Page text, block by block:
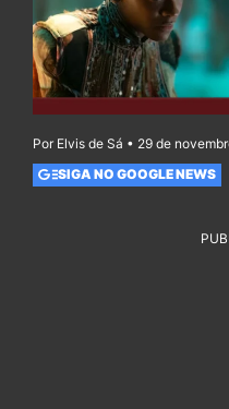
Por Elvis de Sá • 29 de
SIGA NO GOOGLE NEWS